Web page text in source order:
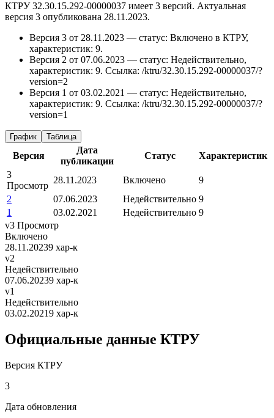
КТРУ 32.30.15.292-00000037 имеет 3 версий. Актуальная
версия 3 опубликована 28.11.2023.
Версия 3 от 28.11.2023 — статус: Включено в КТРУ,
характеристик: 9.
Версия 2 от 07.06.2023 — статус: Недействительно,
характеристик: 9. Ссылка: /ktru/32.30.15.292-00000037/?
version=2
Версия 1 от 03.02.2021 — статус: Недействительно,
характеристик: 9. Ссылка: /ktru/32.30.15.292-00000037/?
version=1
График Таблица
Версия
Дата
публикации
Статус
Характеристик
3
Просмотр
28.11.2023 Включено
9
2
07.06.2023 Недействительно 9
1
03.02.2021 Недействительно 9
v3 Просмотр
Включено
28.11.20239 хар-к
v2
Недействительно
07.06.20239 хар-к
v1
Недействительно
03.02.20219 хар-к
Официальные данные КТРУ
Версия КТРУ
3
Дата обновления